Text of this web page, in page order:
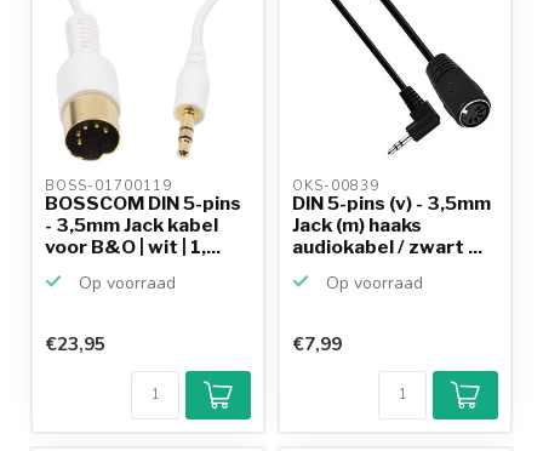
BOSS-01700119
BOSSCOM DIN 5-pins
- 3,5mm Jack kabel
voor B&O | wit | 1,...
Op voorraad
€23,95
OKS-00839
DIN 5-pins (v) - 3,5mm
Jack (m) haaks
audiokabel / zwart ...
Op voorraad
9,2/10
Achteraf
betalen mogelijk
€7,99